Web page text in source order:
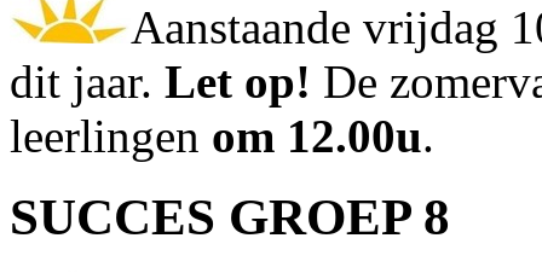
Aanstaande vrijdag
dit jaar. Let op! De
leerlingen om 12.00u.
SUCCES GROEP 8